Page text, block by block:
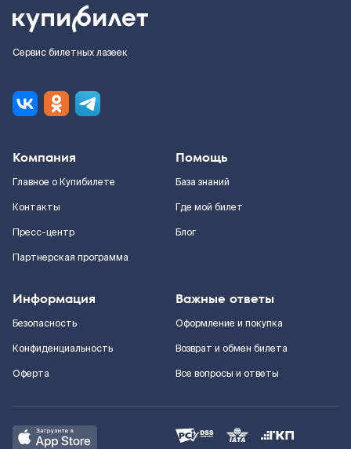
Сервис билетных лазеек
Компания
Главное о Купибилете
Контакты
Пресс-центр
Партнерская программа
Помощь
База знаний
Где мой билет
Блог
Информация
Безопасность
Конфиденциальность
Оферта
Важные ответы
Оформление и покупка
Возврат и обмен билета
Все вопросы и ответы